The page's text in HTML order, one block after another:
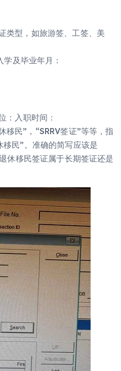
类型，如旅游签、工签、美
及毕业年月：
入职时间：
民”，“SRRV签证”等等，指
民”。准确的简写应该是
休移民签证属于长期签证还是